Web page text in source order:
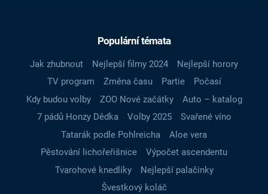
Populární témata
Jak zhubnout Nejlepší filmy 2024
Nejlepší horory
TV program
Změna času Partie
Počasí
Kdy budou volby
ZOO Nové začátky
Auto – katalog
7 pádů Honzy Dědka
Volby 2025
Svařené víno
Tatarák podle Pohlreicha
Aloe vera
Pěstování lichořeřišnice
Výpočet ascendentu
Tvarohové knedlíky
Nejlepší palačinky
Švestkový koláč